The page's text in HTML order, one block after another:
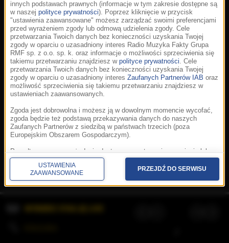
Korzystanie z portalu oznacza akceptację
Prywatność.Aplikacje.© 2026 Radio Muzyka
Fakty Grupa RMF sp. z o.o. sp. k.
innych podstawach prawnych (informacje w tym zakresie dostępne są
w naszej polityce prywatności). Poprzez kliknięcie w przycisk
"ustawienia zaawansowane" możesz zarządzać swoimi preferencjami
przed wyrażeniem zgody lub odmową udzielenia zgody. Cele
przetwarzania Twoich danych bez konieczności uzyskania Twojej
zgody w oparciu o uzasadniony interes Radio Muzyka Fakty Grupa
RMF sp. z o.o. sp. k. oraz informacje o możliwości sprzeciwienia się
takiemu przetwarzaniu znajdziesz w polityce prywatności. Cele
przetwarzania Twoich danych bez konieczności uzyskania Twojej
zgody w oparciu o uzasadniony interes Zaufanych Partnerów IAB oraz
możliwość sprzeciwienia się takiemu przetwarzaniu znajdziesz w
ustawieniach zaawansowanych.
Zgoda jest dobrowolna i możesz ją w dowolnym momencie wycofać,
zgoda będzie też podstawą przekazywania danych do naszych
Zaufanych Partnerów z siedzibą w państwach trzecich (poza
Europejskim Obszarem Gospodarczym).
Ponadto masz prawo żądania dostępu, sprostowania, usunięcia lub
ograniczenia przetwarzania danych, a także złożenia skargi do
Prezesa Urzędu Ochrony Danych Osobowych. W polityce prywatności
znajdziesz informacje jak wykonać swoje prawa. Szczegółowe
informacje na temat przetwarzania Twoich danych znajdują się w
USTAWIENIA
ZAAWANSOWANE
PRZEJDŹ DO SERWISU